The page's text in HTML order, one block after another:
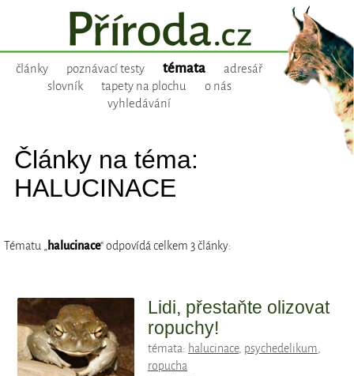
články poznávací testy témata
adresář
slovník
tapety na plochu
o nás
vyhledávání
Články na téma:
HALUCINACE
Tématu „halucinace“ odpovídá celkem 3 články:
Lidi, přestaňte olizovat
ropuchy!
témata: halucinace, psychedelikum,
ropucha